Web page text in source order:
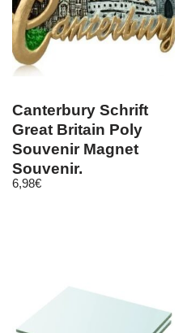
Canterbury Schrift
Great Britain Poly
Souvenir Magnet
Souvenir,
Großbritannien
6,98€